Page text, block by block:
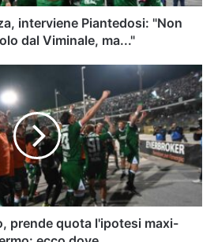
interviene Piantedosi: "Non
dal Viminale, ma..."
prende quota l'ipotesi maxi-